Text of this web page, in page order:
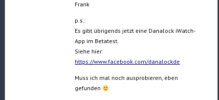
Frank
p.s.:
Es gibt übrigends jetzt eine Danalock iWatch-
App im Betatest.
Siehe hier:
https://www.facebook.com/danalockde
Muss ich mal noch ausprobieren, eben
gefunden